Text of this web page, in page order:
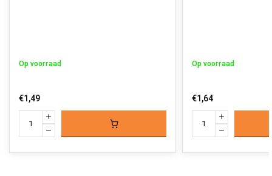
Op voorraad
€1,49
Op voorraad
€1,64